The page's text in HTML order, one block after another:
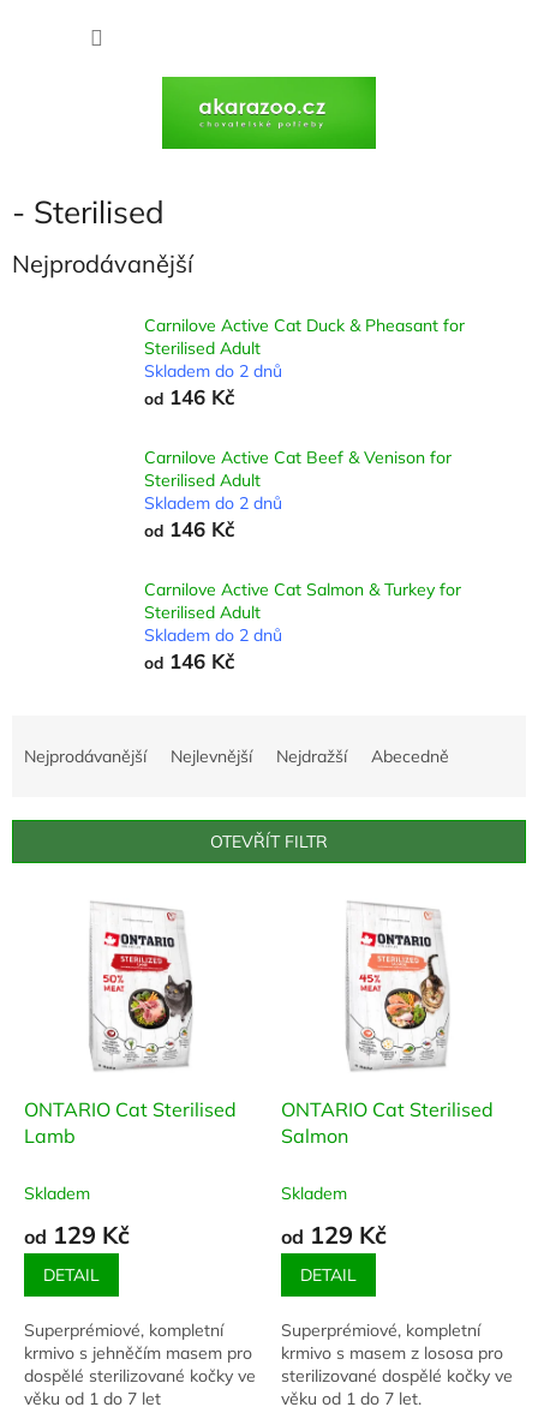
- Sterilised
Nejprodávanější
Carnilove Active Cat Duck & Pheasant for
Sterilised Adult
Skladem do 2 dnů
od 146 Kč
Carnilove Active Cat Beef & Venison for
Sterilised Adult
Skladem do 2 dnů
od 146 Kč
Carnilove Active Cat Salmon & Turkey for
Sterilised Adult
Skladem do 2 dnů
od 146 Kč
í
Nejprodávanější Nejlevnější Nejdražší Abecedně
OTEVŘÍT FILTR
ONTARIO Cat Sterilised
Lamb
Skladem
od 129 Kč
DETAIL
Superprémiové, kompletní
krmivo s jehněčím masem pro
dospělé sterilizované kočky ve
věku od 1 do 7 let
ONTARIO Cat Sterilised
Salmon
Skladem
od 129 Kč
DETAIL
Superprémiové, kompletní
krmivo s masem z lososa pro
sterilizované dospělé kočky ve
věku od 1 do 7 let.